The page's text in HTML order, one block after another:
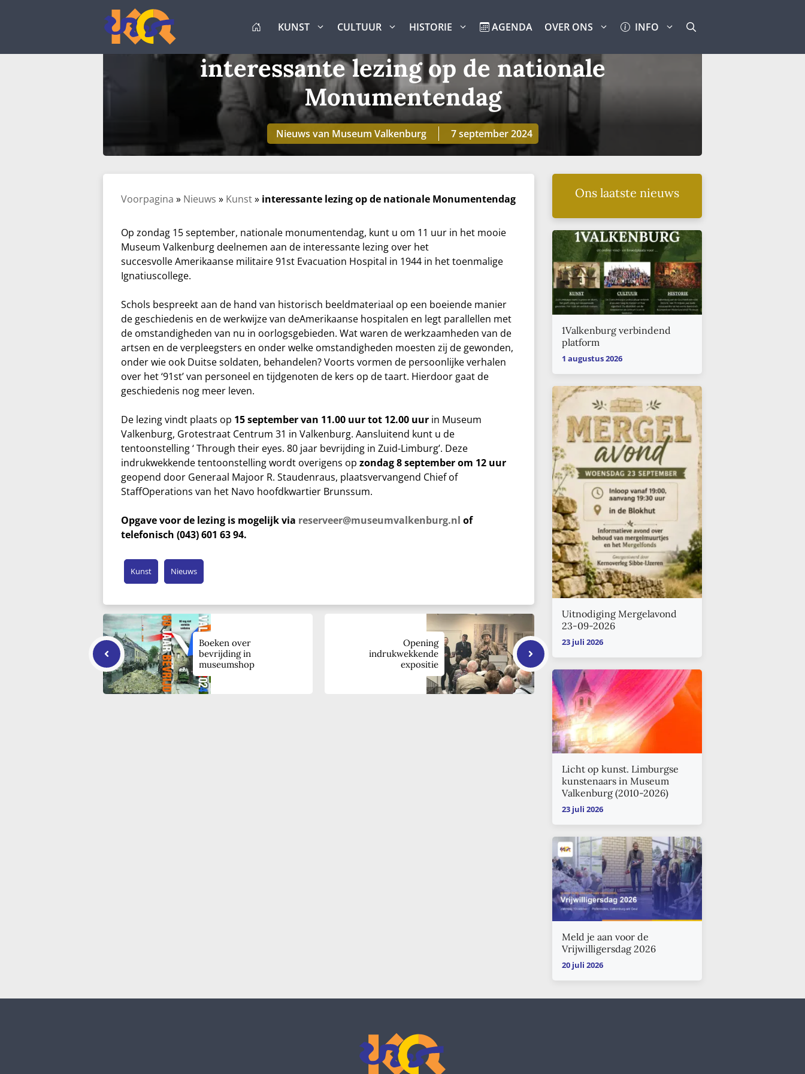
KUNST CULTUUR HISTORIE AGENDA OVER ONS INFO
interessante lezing op de nationale
Monumentendag
Nieuws van Museum Valkenburg 7 september 2024
Voorpagina » Nieuws » Kunst» interessante lezing op de nationale Monumentendag
Op zondag 15 september, nationale monumentendag, kunt u om 11 uur in het mooie
Museum Valkenburg deelnemen aan de interessante lezing over het
succesvolleAmerikaanse militaire91st Evacuation Hospital in 1944 in het toenmalige
Ignatiuscollege.
Schols bespreektaan de hand van historisch beeldmateriaal op een boeiende manier
de geschiedenis en de werkwijzevan deAmerikaanse hospitalen en legt parallellen met
de omstandigheden van nu in oorlogsgebieden. Watwaren de werkzaamheden van de
artsen en de verpleegsters en onder welke omstandigheden moesten zij de gewonden,
onder wie ook Duitsesoldaten, behandelen?Voorts vormen de persoonlijke verhalen
over het ‘91st’ van personeel en tijdgenoten de kers op de taart. Hierdoor gaat de
geschiedenis nog meer leven.
De lezing vindt plaats op 15 septembervan 11.00 uur tot 12.00 uur in Museum
Valkenburg, Grotestraat Centrum 31 in Valkenburg. Aansluitend kunt u de
tentoonstelling ‘ Through their eyes. 80 jaar bevrijding in Zuid-Limburg’. Deze
indrukwekkende tentoonstelling wordt overigens op zondag 8 september om 12 uur
geopend door Generaal Majoor R. Staudenraus, plaatsvervangend Chief of
StaffOperations van het Navo hoofdkwartier Brunssum.
Opgave voor de lezing is mogelijk via reserveer@museumvalkenburg.nl of
telefonisch (043) 601 63 94.
Kunst Nieuws
Boeken over
bevrijding in
museumshop
Opening
indrukwekkende
expositie
Ons laatste nieuws
1Valkenburg verbindend
platform
1 augustus 2026
Uitnodiging Mergelavond
23-09-2026
23 juli 2026
Licht op kunst. Limburgse
kunstenaars in Museum
Valkenburg (2010-2026)
23 juli 2026
Meld je aan voor de
Vrijwilligersdag 2026
20 juli 2026